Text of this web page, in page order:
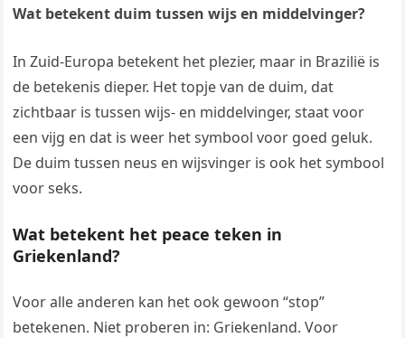
Wat betekent duim tussen wijs en middelvinger?
In Zuid-Europa betekent het plezier, maar in Brazilië is
de betekenis dieper. Het topje van de duim, dat
zichtbaar is tussen wijs- en middelvinger, staat voor
een vijg en dat is weer het symbool voor goed geluk.
De duim tussen neus en wijsvinger is ook het symbool
voor seks.
Wat betekent het peace teken in
Griekenland?
Voor alle anderen kan het ook gewoon “stop”
betekenen. Niet proberen in: Griekenland. Voor